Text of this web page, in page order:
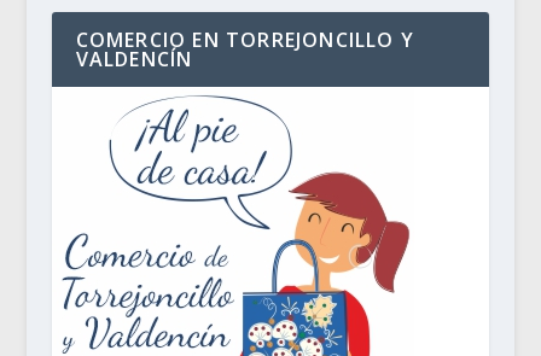
COMERCIO EN TORREJONCILLO Y
VALDENCÍN